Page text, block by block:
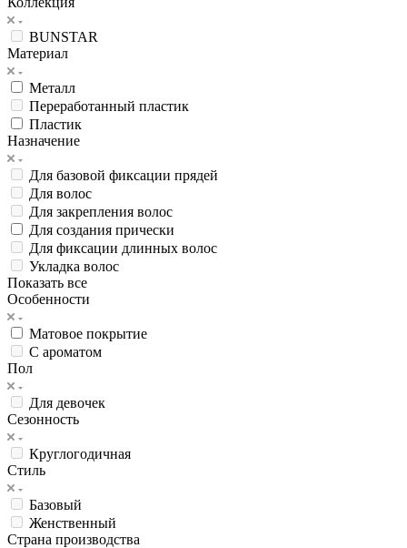
BUNSTAR
Материал
Металл
Переработанный пластик
Пластик
Назначение
Для базовой фиксации прядей
Для волос
Для закрепления волос
Для создания прически
Для фиксации длинных волос
Укладка волос
Показать все
Особенности
Матовое покрытие
С ароматом
Пол
Для девочек
Сезонность
Круглогодичная
Стиль
Базовый
Женственный
Страна производства